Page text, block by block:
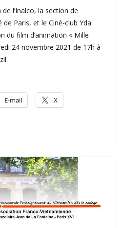
l’Inalco, la section de
de Paris, et le Ciné-club Yda
du film d’animation « Mille
24 novembre 2021 de 17h à
E-mail X